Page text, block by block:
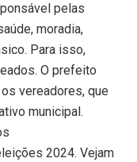
pelas
moradia,
Para isso,
O prefeito
vereadores, que
municipal.
2024. Vejam